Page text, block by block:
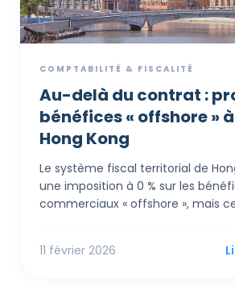
COMPTABILITÉ & FISCALITÉ
Au-delà du contrat :
bénéfices « offshore » à
Hong Kong
Le système fiscal territorial de
une imposition à 0 % sur les
commerciaux « offshore », mais
examinant non seulement où les
11 février 2026